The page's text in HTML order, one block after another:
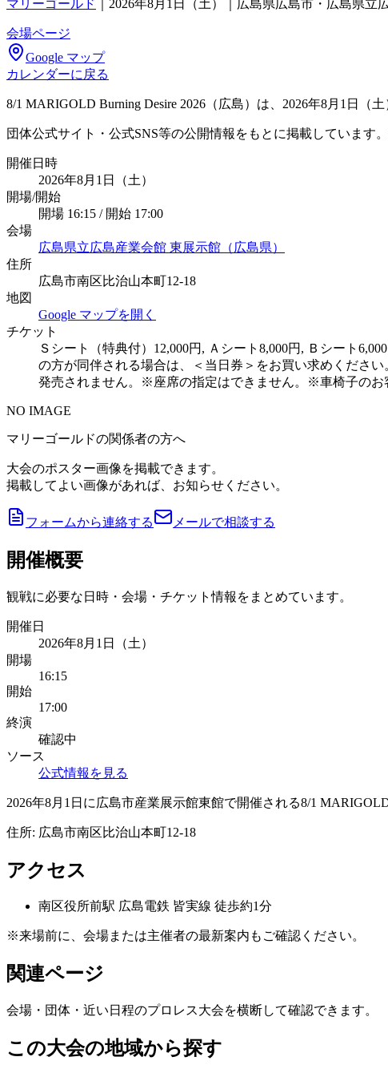
マリーゴールド 2026年8月1日（土）｜広島県広島市・広島県立
会場ページ
Google マップ
カレンダーに戻る
8/1 MARIGOLD Burning Desire 2026（広島）は、2026年8月1日
団体公式サイト・公式SNS等の公開情報をもとに掲載しています
開催日時
2026年8月1日（土）
開場/開始
開場 16:15 / 開始 17:00
会場
広島県立広島産業会館 東展示館（広島県）
住所
広島市南区比治山本町12-18
地図
Google マップを開く
チケット
Ｓシート（特典付）12,000円, Ａシート8,000円, Ｂシート
の方が同伴される場合は、＜当日券＞をお買い求めくださ
発売されません。※座席の指定はできません。※車椅子のお
NO IMAGE
マリーゴールドの関係者の方へ
大会のポスター画像を掲載できます。
掲載してよい画像があれば、お知らせください。
フォームから連絡する メールで相談する
開催概要
観戦に必要な日時・会場・チケット情報をまとめています。
開催日
2026年8月1日（土）
開場
16:15
開始
17:00
終演
確認中
ソース
公式情報を見る
2026年8月1日に広島市産業展示館東館で開催される8/1 MARIGOLD
住所: 広島市南区比治山本町12-18
アクセス
南区役所前駅 広島電鉄 皆実線 徒歩約1分
※来場前に、会場または主催者の最新案内もご確認ください。
関連ページ
会場・団体・近い日程のプロレス大会を横断して確認できます。
この大会の地域から探す